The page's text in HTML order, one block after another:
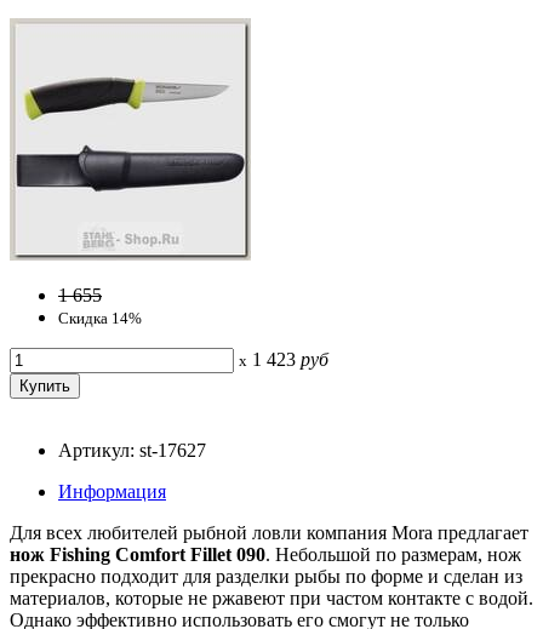
1 655
Скидка 14%
x 1 423 руб
Артикул: st-17627
Информация
Для всех любителей рыбной ловли компания Mora предлагает
нож Fishing Comfort Fillet 090. Небольшой по размерам, нож
прекрасно подходит для разделки рыбы по форме и сделан из
материалов, которые не ржавеют при частом контакте с водой.
Однако эффективно использовать его смогут не только